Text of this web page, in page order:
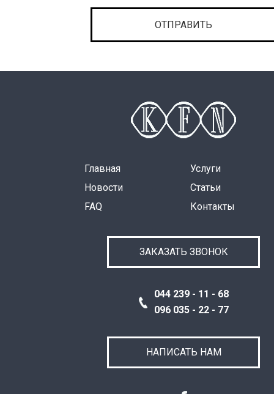
Главная
Услуги
Новости
Статьи
FAQ
Контакты
ЗАКАЗАТЬ ЗВОНОК
044 239 - 11 - 68
096 035 - 22 - 77
НАПИСАТЬ НАМ